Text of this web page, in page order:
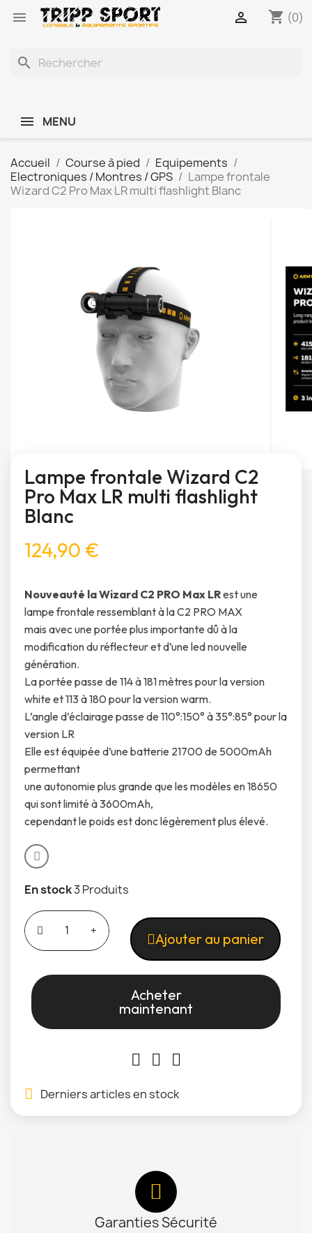
 shopping_cart (0)

search
MENU
Accueil Course à pied
Equipements
Electroniques / Montres / GPS
Lampe frontale
Wizard C2 Pro Max LR multi flashlight Blanc
Lampe frontale Wizard C2
Pro Max LR multi flashlight
Blanc
124,90 €
Nouveauté la Wizard C2 PRO Max LRest une
lampe frontale ressemblant à la C2 PRO MAX
mais avec une portée plus importante dû à la
modification du réflecteur et d’une led nouvelle
génération.
La portée passe de 114 à 181 mètres pour la version
white et 113 à 180 pour la version warm.
L’angle d’éclairage passe de 110°:150° à 35°:85° pour la
version LR
Elle est équipée d’une batterie 21700 de 5000mAh
permettant
une autonomie plus grande que les modèles en 18650
qui sont limité à 3600mAh,
cependant le poids est donc légèrement plus élevé.
En stock3 Produits
Ajouter au panier
Acheter
maintenant
Derniers articles en stock
Garanties Sécurité